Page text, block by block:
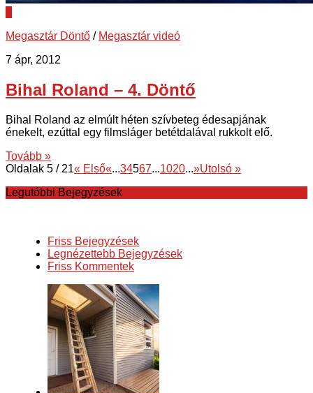
Megasztár Döntő / Megasztár videó
7 ápr, 2012
Bihal Roland – 4. Döntő
Bihal Roland az elmúlt héten szívbeteg édesapjának
énekelt, ezúttal egy filmsláger betétdalával rukkolt elő.
Tovább »
Oldalak 5 / 21« Első«...34567...1020...»Utolsó »
Legutóbbi Bejegyzések
Friss Bejegyzések
Legnézettebb Bejegyzések
Friss Kommentek